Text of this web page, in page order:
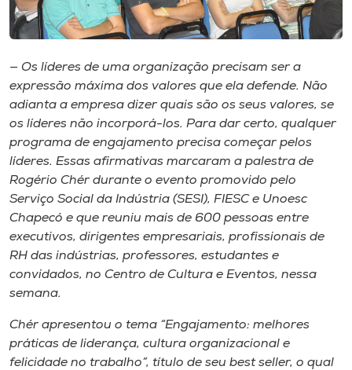
Unoesc
Store
o idioma
A+
A-
— Os líderes de uma organização precisam ser a
expressão máxima dos valores que ela defende. Não
adianta a empresa dizer quais são os seus valores, se
os líderes não incorporá-los. Para dar certo, qualquer
programa de engajamento precisa começar pelos
líderes. Essas afirmativas marcaram a palestra de
Rogério Chér durante o evento promovido pelo
Serviço Social da Indústria (SESI), FIESC e Unoesc
Chapecó e que reuniu mais de 600 pessoas entre
executivos, dirigentes empresariais, profissionais de
RH das indústrias, professores, estudantes e
convidados, no Centro de Cultura e Eventos, nessa
semana.
Chér apresentou o tema “Engajamento: melhores
práticas de liderança, cultura organizacional e
felicidade no trabalho”, título de seu best seller, o qual